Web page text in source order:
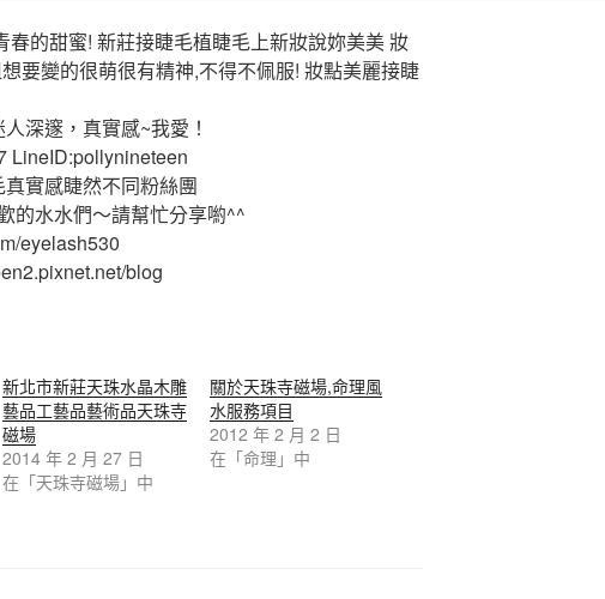
春的甜蜜! 新莊接睫毛植睫毛上新妝說妳美美 妝
要變的很萌很有精神,不得不佩服! 妝點美麗接睫
深邃，真實感~我愛！
LineID:pollynineteen
實感睫然不同粉絲團
的水水們～請幫忙分享喲^^
eyelash530
blog
新北市新莊天珠水晶木雕
藝品工藝品藝術品天珠寺
磁場
2014 年 2 月 27 日
在「天珠寺磁場」中
關於天珠寺磁場,命理風
水服務項目
2012 年 2 月 2 日
在「命理」中